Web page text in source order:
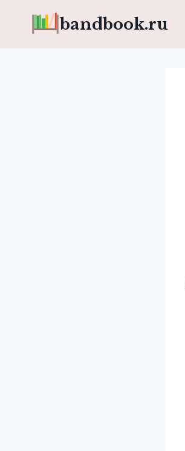
bandbook.ru